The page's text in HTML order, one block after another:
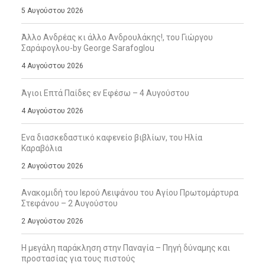
5 Αυγούστου 2026
Άλλο Ανδρέας κι άλλο Ανδρουλάκης!, του Γιώργου
Σαράφογλου-by George Sarafoglou
4 Αυγούστου 2026
Άγιοι Επτά Παίδες εν Εφέσω – 4 Αυγούστου
4 Αυγούστου 2026
Ενα διασκεδαστικό καφενείο βιβλίων, του Ηλία
Καραβόλια
2 Αυγούστου 2026
Ανακομιδή του Ιερού Λειψάνου του Αγίου Πρωτομάρτυρα
Στεφάνου – 2 Αυγούστου
2 Αυγούστου 2026
Η μεγάλη παράκληση στην Παναγία – Πηγή δύναμης και
προστασίας για τους πιστούς